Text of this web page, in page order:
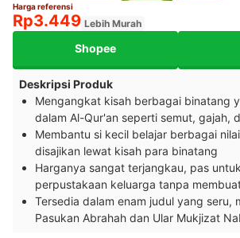
Harga referensi
Rp3.449 Lebih Murah
Shopee
Deskripsi Produk
Mengangkat kisah berbagai binatang
dalam Al-Qur'an seperti semut, gajah,
Membantu si kecil belajar berbagai
disajikan lewat kisah para binatang
Harganya sangat terjangkau, pas
perpustakaan keluarga tanpa
Tersedia dalam enam judul yang seru,
Pasukan Abrahah dan Ular Mukjizat